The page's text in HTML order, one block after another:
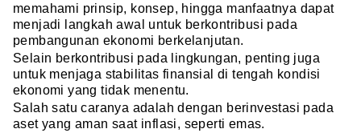
memahami prinsip, konsep, hingga manfaatnya dapat
menjadi langkah awal untuk berkontribusi pada
pembangunan ekonomi berkelanjutan.
Selain berkontribusi pada lingkungan, penting juga
untuk menjaga stabilitas finansial di tengah kondisi
ekonomi yang tidak menentu.
Salah satu caranya adalah dengan berinvestasi pada
aset yang aman saat inflasi, seperti emas.